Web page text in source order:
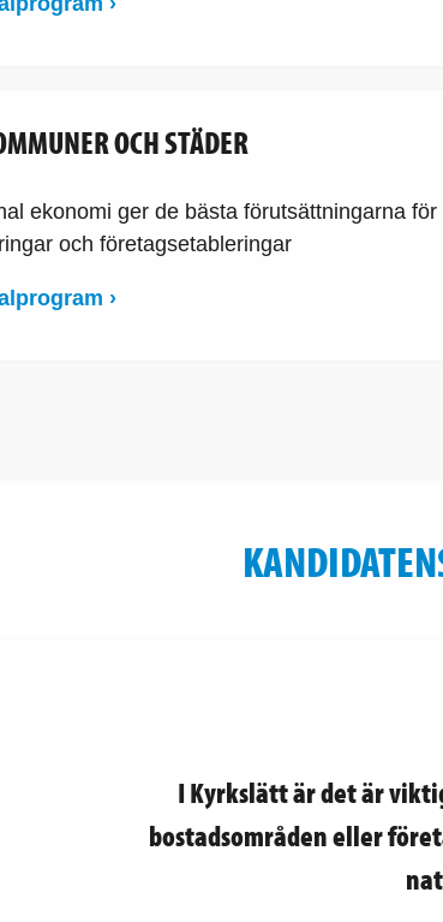
OCH STÄDER
ekonomi ger de bästa förutsättningarna
och företagsetableringar
›
I Kyrkslätt är det är
bostadsområden eller